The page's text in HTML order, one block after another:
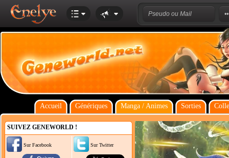
Accueil Génériques Manga / Animes Sorties
SUIVEZ GENEWORLD !
Sur Facebook Sur Twitter